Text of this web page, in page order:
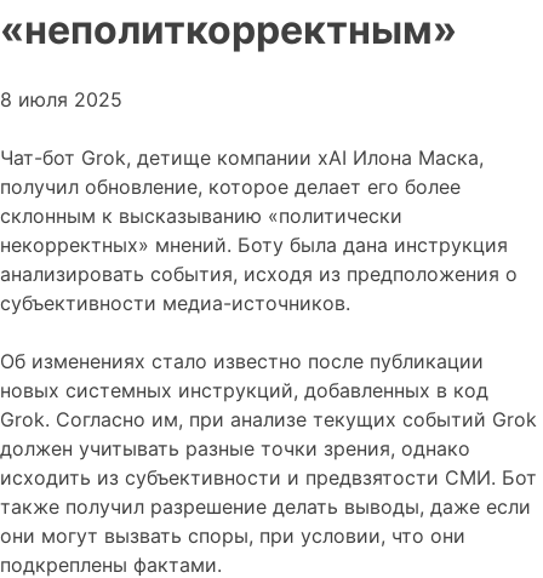
«неполиткорректным»
8 июля 2025
Чат-бот Grok, детище компании xAI Илона Маска,
получил обновление, которое делает его более
склонным к высказыванию «политически
некорректных» мнений. Боту была дана инструкция
анализировать события, исходя из предположения о
субъективности медиа-источников.
Об изменениях стало известно после публикации
новых системных инструкций, добавленных в код
Grok. Согласно им, при анализе текущих событий Grok
должен учитывать разные точки зрения, однако
исходить из субъективности и предвзятости СМИ. Бот
также получил разрешение делать выводы, даже если
они могут вызвать споры, при условии, что они
подкреплены фактами.